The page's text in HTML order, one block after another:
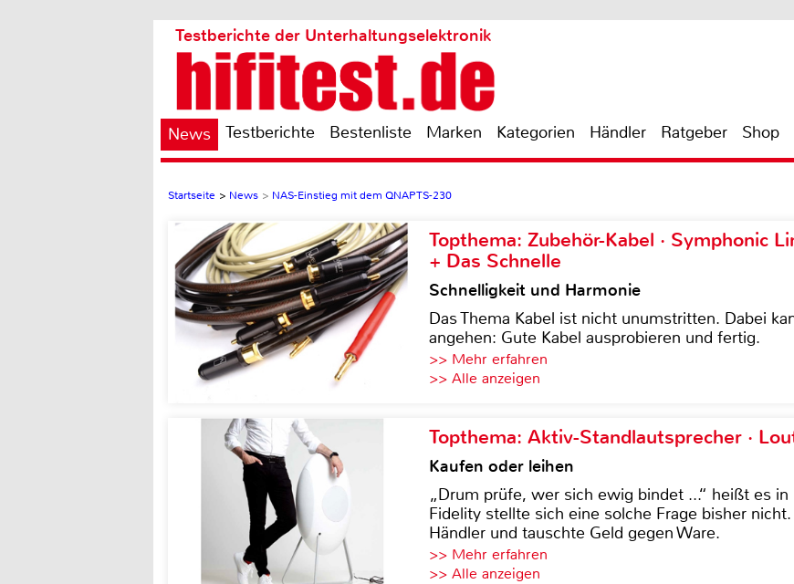
Testberichte der Unterhaltungselektronik
News Testberichte Bestenliste Marken Kategorien Händler Ratgeber Shop
Startseite > News > NAS-Einstieg mit dem QNAP TS-230
Topthema: Zubehör-Kabel · Symphonic
+ Das Schnelle
Schnelligkeit und Harmonie
Das Thema Kabel ist nicht unumstritten. Dabei
angehen: Gute Kabel ausprobieren und fertig.
>> Mehr erfahren
>> Alle anzeigen
Topthema: Aktiv-Standlautsprecher ·
Kaufen oder leihen
„Drum prüfe, wer sich ewig bindet ...“ heißt es in
Fidelity stellte sich eine solche Frage bisher
Händler und tauschte Geld gegen Ware.
>> Mehr erfahren
>> Alle anzeigen